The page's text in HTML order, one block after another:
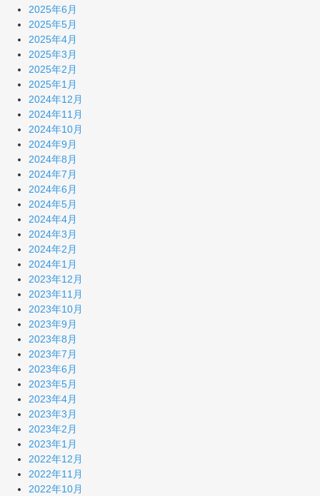
2025年6月
2025年5月
2025年4月
2025年3月
2025年2月
2025年1月
2024年12月
2024年11月
2024年10月
2024年9月
2024年8月
2024年7月
2024年6月
2024年5月
2024年4月
2024年3月
2024年2月
2024年1月
2023年12月
2023年11月
2023年10月
2023年9月
2023年8月
2023年7月
2023年6月
2023年5月
2023年4月
2023年3月
2023年2月
2023年1月
2022年12月
2022年11月
2022年10月